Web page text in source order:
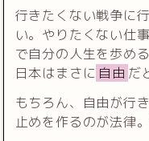
行きたくない戦争に
い。やりたくない仕
で自分の人生を歩め
日本はまさに 自由 だ
もちろん、自由が行
止めを作るのが法律